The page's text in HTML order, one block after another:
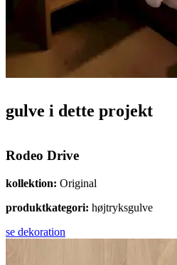
gulve i dette projekt
Rodeo Drive
kollektion: Original
produktkategori: højtryksgulve
se dekoration